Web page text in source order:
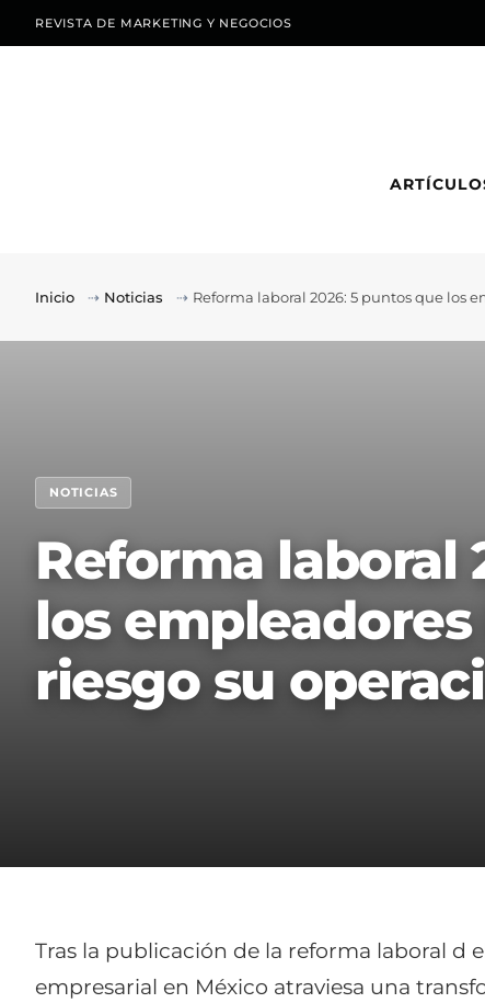
REVISTA DE MARKETING Y NEGOCIOS
Inicio ⇢ Noticias ⇢ Reforma laboral 2026: 5 puntos que los
NOTICIAS
Reforma laboral
los
riesgo su
Tras la publicación de la reforma laboral d
empresarial en México atraviesa una